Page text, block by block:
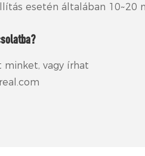
esetén általában 10~20
vagy írhat